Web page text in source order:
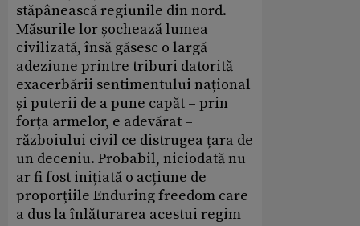
stăpânească regiunile din nord.
Măsurile lor șochează lumea
civilizată, însă găsesc o largă
adeziune printre triburi datorită
exacerbării sentimentului național
și puterii de a pune capăt – prin
forța armelor, e adevărat –
războiului civil ce distrugea țara de
un deceniu. Probabil, niciodată nu
ar fi fost inițiată o acțiune de
proporțiile Enduring freedom care
a dus la înlăturarea acestui regim